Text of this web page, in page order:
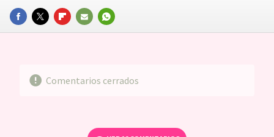
FACEBOOKTWITTERFLIPBOARD
E-
WHATSAPP
Comentarios cerrados